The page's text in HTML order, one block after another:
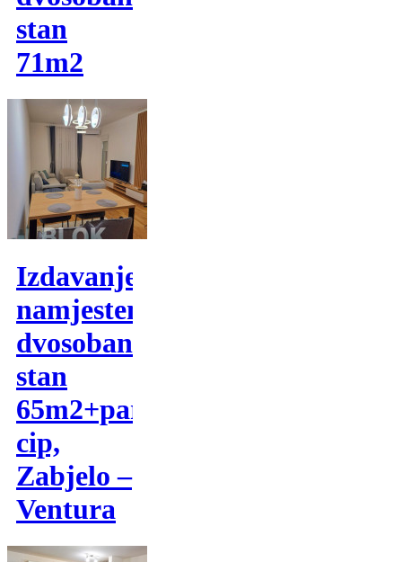
stan
71m2
Izdavanje,
namjesten
dvosoban
stan
65m2+parking
cip,
Zabjelo –
Ventura